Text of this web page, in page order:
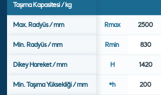
Taşıma Kapasitesi / kg
Max. Radyüs / mm Rmax 2500
Min. Radyüs / mm Rmin 830
Dikey Hareket / mm H 1420
Min. Taşıma Yüksekliği / mm *h 200